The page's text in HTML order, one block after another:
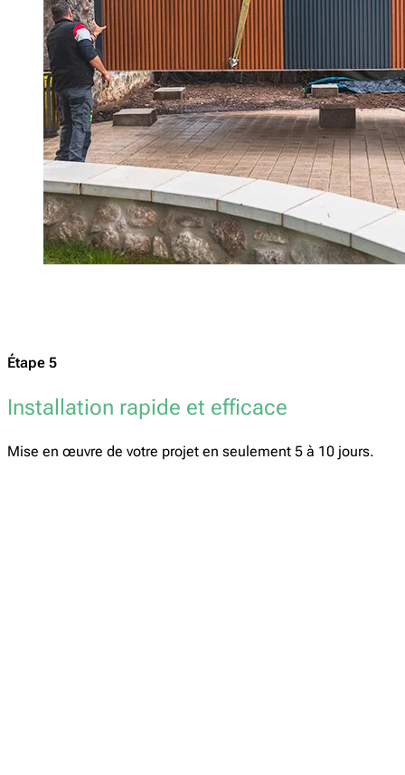
Étape 5
Installation rapide et efficace
Mise en œuvre de votre projet en seulement 5 à 10 jours.